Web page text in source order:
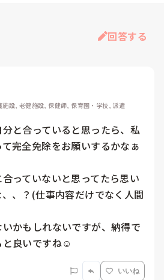
回答する
施設, 老健施設, 保健師, 保育園・学校, 派遣
と合っていると思ったら、私
完全免除をお願いするかなぁ
っていないと思ってたら思い
、？(仕事内容だけでなく人間
かもしれないですが、納得で
と良いですね☺️
いいね